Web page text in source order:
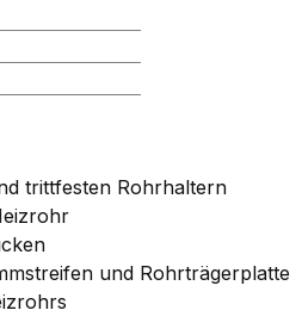
trittfesten Rohrhaltern
und Rohrträgerplatte